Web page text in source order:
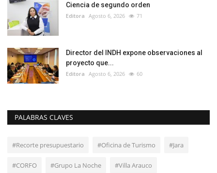
Ciencia de segundo orden
Editora Agosto 6, 2026 71
Director del INDH expone observaciones al
proyecto que...
Editora Agosto 6, 2026 60
PALABRAS CLAVES
#Recorte presupuestario #Oficina de Turismo #Jara
#CORFO #Grupo La Noche #Villa Arauco